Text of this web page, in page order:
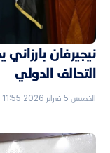
نيجيرفان
التحالف الدولي
الخميس 5 فبراير 2026 11:55 م